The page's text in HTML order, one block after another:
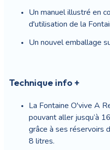
Un manuel illustré en
d'utilisation de la
Un nouvel emballage
Technique info +
La Fontaine O'vive A
pouvant aller jusqu’à
grâce à ses réservoirs
8 litres.